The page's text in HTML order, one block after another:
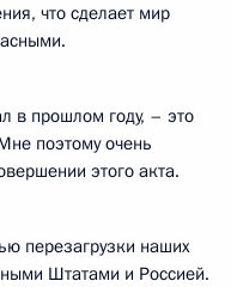
что сделает мир
в прошлом году, – это
поэтому очень
этого акта.
перезагрузки наших
Штатами и Россией.